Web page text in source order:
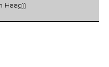
Haag))